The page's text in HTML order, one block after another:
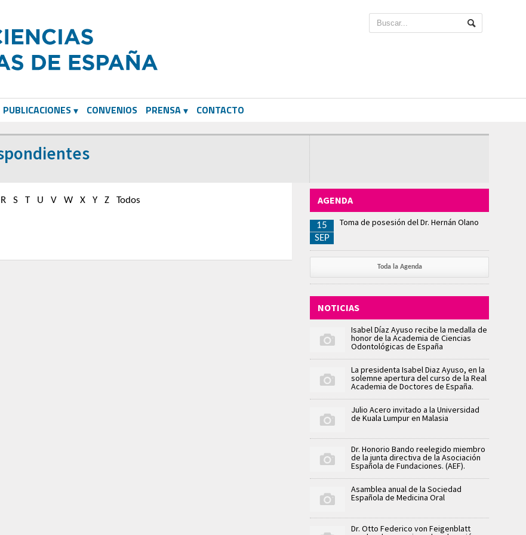
PUBLICACIONES CONVENIOS PRENSA CONTACTO
R S T U V W X Y Z Todos AGENDA
15
SEP
Toma de posesión del Dr. Hernán Olano
Toda la Agenda
NOTICIAS
Isabel Díaz Ayuso recibe la medalla de
honor de la Academia de Ciencias
Odontológicas de España
La presidenta Isabel Diaz Ayuso, en la
solemne apertura del curso de la Real
Academia de Doctores de España.
Julio Acero invitado a la Universidad
de Kuala Lumpur en Malasia
Dr. Honorio Bando reelegido miembro
de la junta directiva de la Asociación
Española de Fundaciones. (AEF).
Asamblea anual de la Sociedad
Española de Medicina Oral
Dr. Otto Federico von Feigenblatt